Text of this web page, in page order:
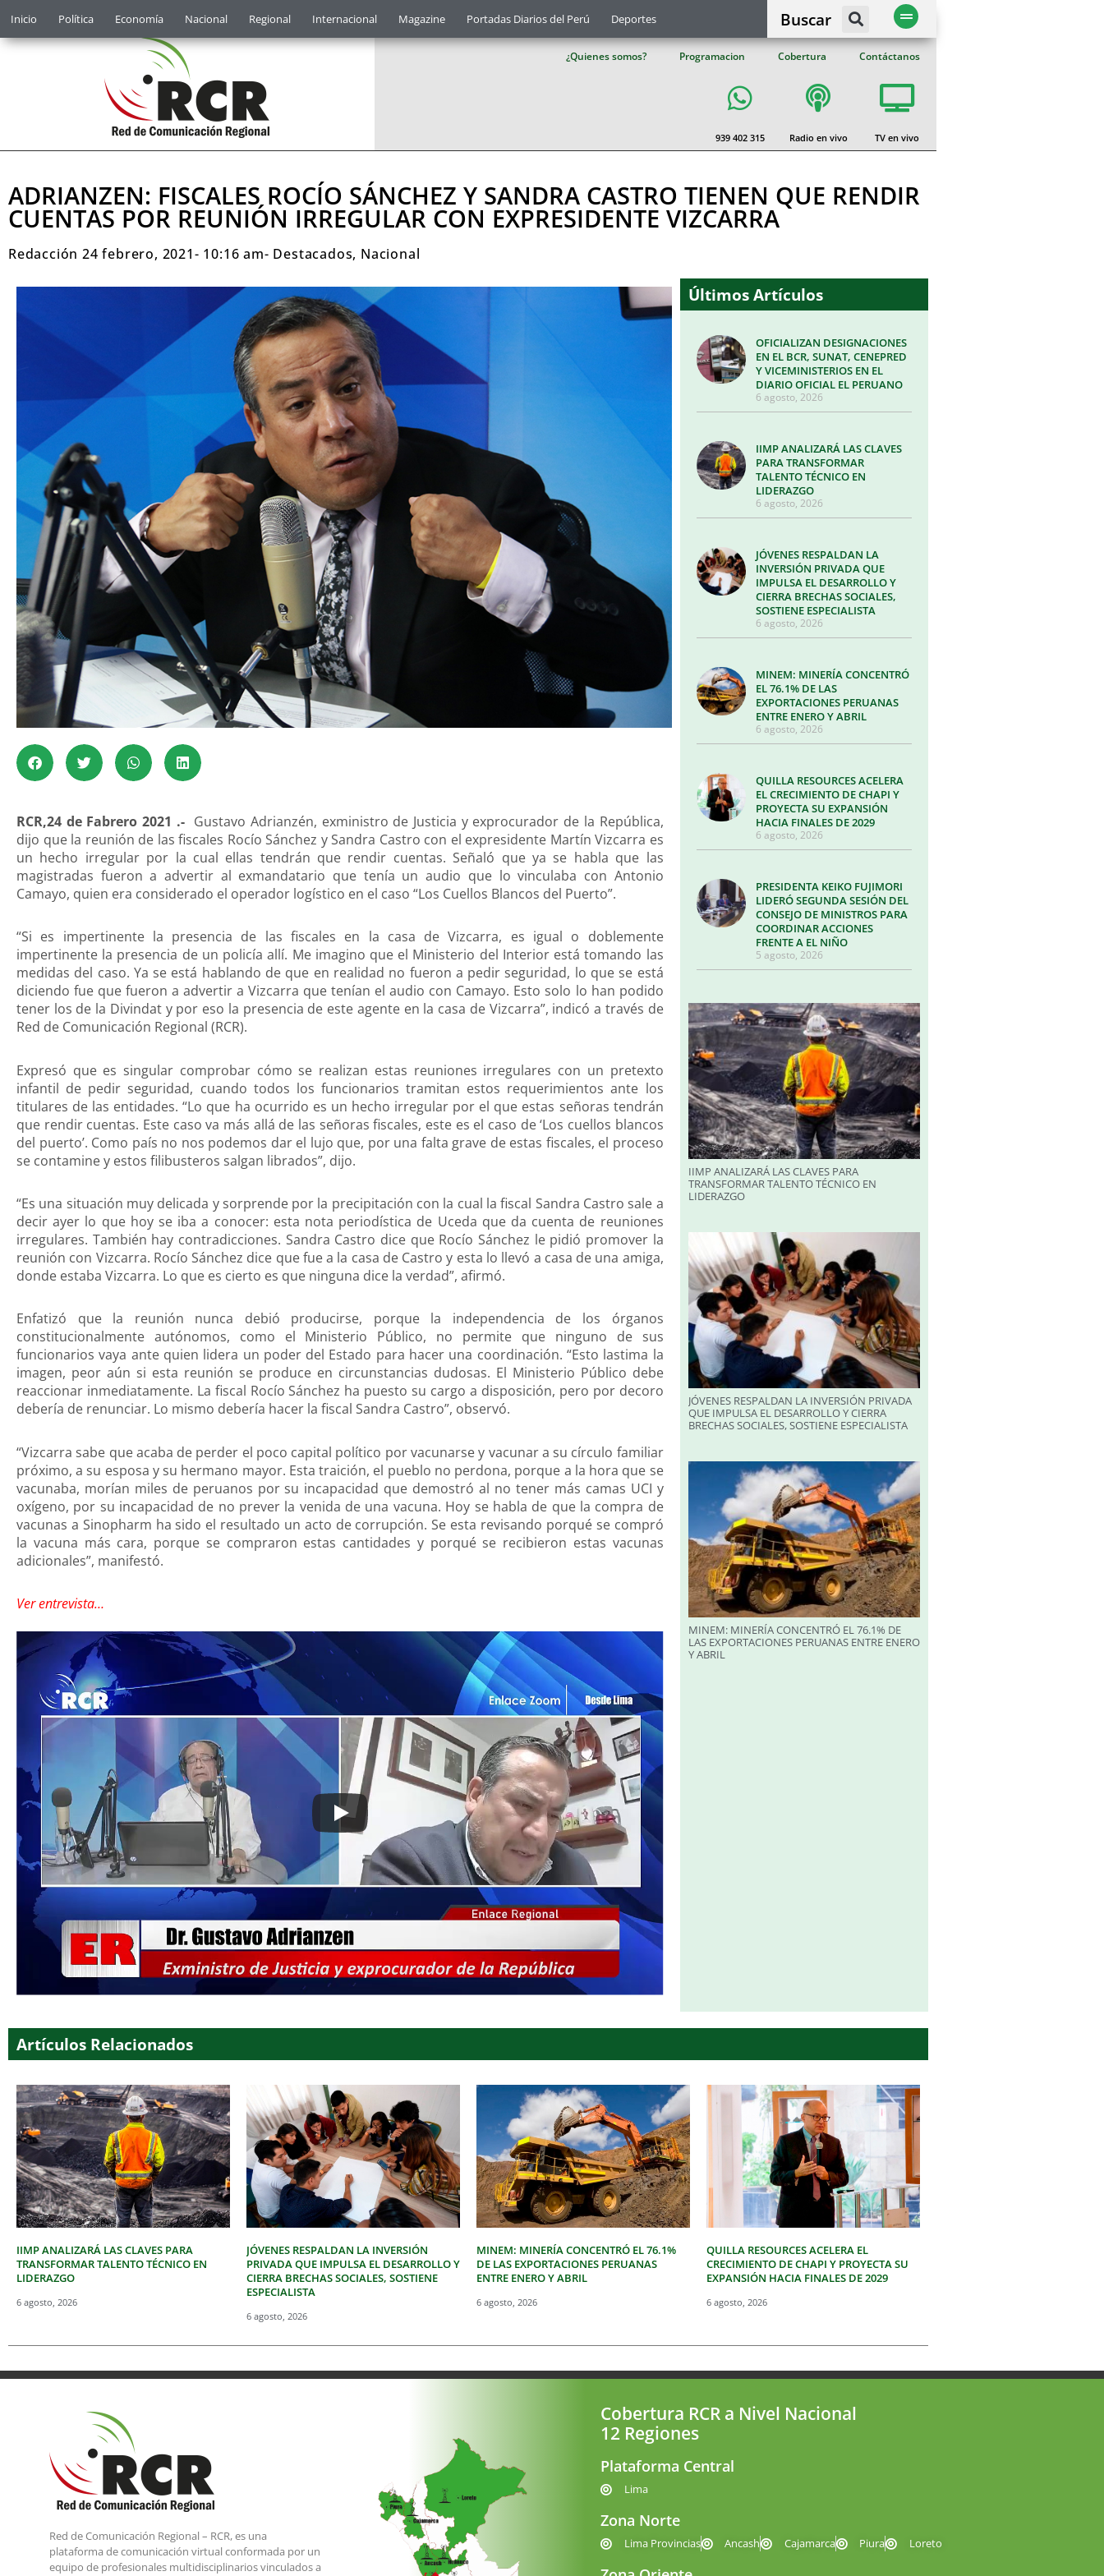
Inicio Política Economía Nacional Regional Internacional Magazine Portadas Diarios del Perú Deportes Buscar
¿Quienes somos? Programacion Cobertura Contáctanos
939 402 315 Radio en vivo TV en vivo
ADRIANZEN: FISCALES ROCÍO SÁNCHEZ Y SANDRA CASTRO TIENEN QUE RENDIR
CUENTAS POR REUNIÓN IRREGULAR CON EXPRESIDENTE VIZCARRA
Redacción 24 febrero, 2021- 10:16 am- Destacados, Nacional
RCR,24 de Fabrero 2021 .-Gustavo Adrianzén, exministro de Justicia y exprocurador de la República,
dijo que la reunión de las fiscales Rocío Sánchez y Sandra Castro con el expresidente Martín Vizcarra es
un hecho irregular por la cual ellas tendrán que rendir cuentas. Señaló que ya se habla que las
magistradas fueron a advertir al exmandatario que tenía un audio que lo vinculaba con Antonio
Camayo, quien era considerado el operador logístico en el caso “Los Cuellos Blancos del Puerto”.
“Si es impertinente la presencia de las fiscales en la casa de Vizcarra, es igual o doblemente
impertinente la presencia de un policía allí. Me imagino que el Ministerio del Interior está tomando las
medidas del caso. Ya se está hablando de que en realidad no fueron a pedir seguridad, lo que se está
diciendo fue que fueron a advertir a Vizcarra que tenían el audio con Camayo. Esto solo lo han podido
tener los de la Divindat y por eso la presencia de este agente en la casa de Vizcarra”, indicó a través de
Red de Comunicación Regional (RCR).
Expresó que es singular comprobar cómo se realizan estas reuniones irregulares con un pretexto
infantil de pedir seguridad, cuando todos los funcionarios tramitan estos requerimientos ante los
titulares de las entidades. “Lo que ha ocurrido es un hecho irregular por el que estas señoras tendrán
que rendir cuentas. Este caso va más allá de las señoras fiscales, este es el caso de ‘Los cuellos blancos
del puerto’. Como país no nos podemos dar el lujo que, por una falta grave de estas fiscales, el proceso
se contamine y estos filibusteros salgan librados”, dijo.
“Es una situación muy delicada y sorprende por la precipitación con la cual la fiscal Sandra Castro sale a
decir ayer lo que hoy se iba a conocer: esta nota periodística de Uceda que da cuenta de reuniones
irregulares. También hay contradicciones. Sandra Castro dice que Rocío Sánchez le pidió promover la
reunión con Vizcarra. Rocío Sánchez dice que fue a la casa de Castro y esta lo llevó a casa de una amiga,
donde estaba Vizcarra. Lo que es cierto es que ninguna dice la verdad”, afirmó.
Enfatizó que la reunión nunca debió producirse, porque la independencia de los órganos
constitucionalmente autónomos, como el Ministerio Público, no permite que ninguno de sus
funcionarios vaya ante quien lidera un poder del Estado para hacer una coordinación. “Esto lastima la
imagen, peor aún si esta reunión se produce en circunstancias dudosas. El Ministerio Público debe
reaccionar inmediatamente. La fiscal Rocío Sánchez ha puesto su cargo a disposición, pero por decoro
debería de renunciar. Lo mismo debería hacer la fiscal Sandra Castro”, observó.
“Vizcarra sabe que acaba de perder el poco capital político por vacunarse y vacunar a su círculo familiar
próximo, a su esposa y su hermano mayor. Esta traición, el pueblo no perdona, porque a la hora que se
vacunaba, morían miles de peruanos por su incapacidad que demostró al no tener más camas UCI y
oxígeno, por su incapacidad de no prever la venida de una vacuna. Hoy se habla de que la compra de
vacunas a Sinopharm ha sido el resultado un acto de corrupción. Se esta revisando porqué se compró
la vacuna más cara, porque se compraron estas cantidades y porqué se recibieron estas vacunas
adicionales”, manifestó.
Ver entrevista…
Últimos Artículos
OFICIALIZAN DESIGNACIONES
EN EL BCR, SUNAT, CENEPRED
Y VICEMINISTERIOS EN EL
DIARIO OFICIAL EL PERUANO
6 agosto, 2026
IIMP ANALIZARÁ LAS CLAVES
PARA TRANSFORMAR
TALENTO TÉCNICO EN
LIDERAZGO
6 agosto, 2026
JÓVENES RESPALDAN LA
INVERSIÓN PRIVADA QUE
IMPULSA EL DESARROLLO Y
CIERRA BRECHAS SOCIALES,
SOSTIENE ESPECIALISTA
6 agosto, 2026
MINEM: MINERÍA CONCENTRÓ
EL 76.1% DE LAS
EXPORTACIONES PERUANAS
ENTRE ENERO Y ABRIL
6 agosto, 2026
QUILLA RESOURCES ACELERA
EL CRECIMIENTO DE CHAPI Y
PROYECTA SU EXPANSIÓN
HACIA FINALES DE 2029
6 agosto, 2026
PRESIDENTA KEIKO FUJIMORI
LIDERÓ SEGUNDA SESIÓN DEL
CONSEJO DE MINISTROS PARA
COORDINAR ACCIONES
FRENTE A EL NIÑO
5 agosto, 2026
IIMP ANALIZARÁ LAS CLAVES PARA
TRANSFORMAR TALENTO TÉCNICO EN
LIDERAZGO
JÓVENES RESPALDAN LA INVERSIÓN PRIVADA
QUE IMPULSA EL DESARROLLO Y CIERRA
BRECHAS SOCIALES, SOSTIENE ESPECIALISTA
MINEM: MINERÍA CONCENTRÓ EL 76.1% DE
LAS EXPORTACIONES PERUANAS ENTRE ENERO
Y ABRIL
Artículos Relacionados
IIMP ANALIZARÁ LAS CLAVES PARA
TRANSFORMAR TALENTO TÉCNICO EN
LIDERAZGO
6 agosto, 2026
JÓVENES RESPALDAN LA INVERSIÓN
PRIVADA QUE IMPULSA EL DESARROLLO Y
CIERRA BRECHAS SOCIALES, SOSTIENE
ESPECIALISTA
6 agosto, 2026
MINEM: MINERÍA CONCENTRÓ EL 76.1%
DE LAS EXPORTACIONES PERUANAS
ENTRE ENERO Y ABRIL
6 agosto, 2026
QUILLA RESOURCES ACELERA EL
CRECIMIENTO DE CHAPI Y PROYECTA SU
EXPANSIÓN HACIA FINALES DE 2029
6 agosto, 2026
Red de Comunicación Regional – RCR, es una
plataforma de comunicación virtual conformada por un
equipo de profesionales multidisciplinarios vinculados a
Cobertura RCR a Nivel Nacional
12 Regiones
Plataforma Central
Lima
Zona Norte
Lima Provincias Ancash Cajamarca Piura Loreto